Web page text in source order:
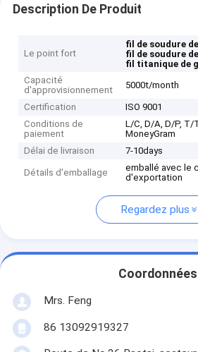
Description De Produit
Le point fort
fil de soudure
fil de soudure
fil titanique de
Capacité
d'approvisionnement
5000t/month
Certification
ISO 9001
Conditions de
paiement
L/C, D/A, D/P, T/
MoneyGram
Délai de livraison
7-10days
Détails d'emballage
emballé avec le
d'exportation
Regardez plus
Coordonnées
Mrs. Feng
86 13092919327